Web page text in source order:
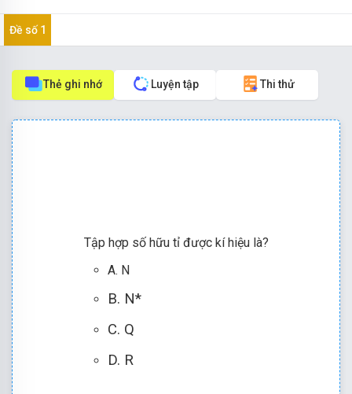
Đề số 1
Thẻ ghi nhớ Luyện tập Thi thử
Tập hợp số hữu tỉ được kí hiệu là?
A. N
B. N*
C. Q
D. R